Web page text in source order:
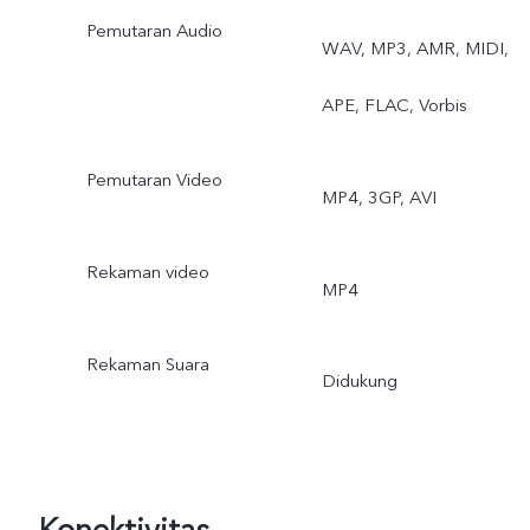
Pemutaran Audio
WAV, MP3, AMR, MIDI,
APE, FLAC, Vorbis
Pemutaran Video
MP4, 3GP, AVI
Rekaman video
MP4
Rekaman Suara
Didukung